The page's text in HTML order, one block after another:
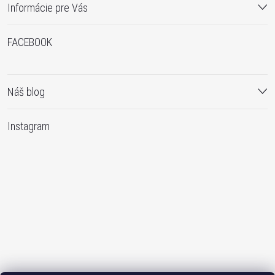
Informácie pre Vás
FACEBOOK
Náš blog
Instagram